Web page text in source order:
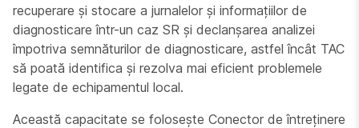
recuperare și stocare a jurnalelor și informațiilor de
diagnosticare într-un caz SR și declanșarea analizei
împotriva semnăturilor de diagnosticare, astfel încât TAC
să poată identifica și rezolva mai eficient problemele
legate de echipamentul local.
Această capacitate se folosește Conector de întreținere